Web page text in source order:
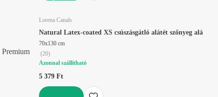
Premium
Lorena Canals
Natural Latex-coated XS csúszásgátló alátét szőnyeg alá
70x130 cm
(20)
Azonnal szállítható
5 379 Ft